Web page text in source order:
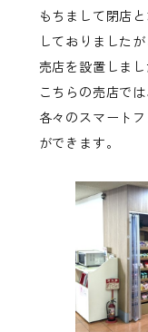
もちまして閉店
しておりました
売店を設置しま
こちらの売店で
各々のスマート
ができます。